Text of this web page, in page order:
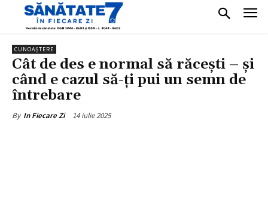
CUNOAȘTERE
Cât de des e normal să răcești – și
când e cazul să-ți pui un semn de
întrebare
By In Fiecare Zi 14 iulie 2025